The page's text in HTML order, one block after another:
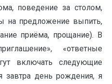
поведение за столом,
на предложение выпить,
приёма, прощание). В
«ответные
включать следующие
завтра день рождения, я